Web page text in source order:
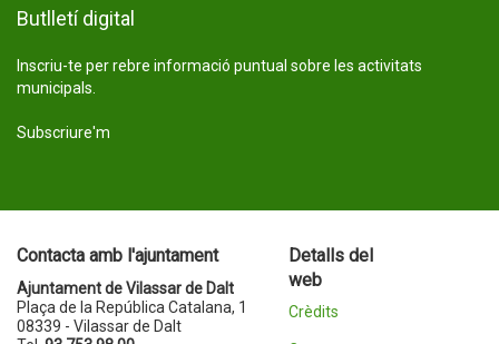
Butlletí digital
Inscriu-te per rebre informació puntual sobre les activitats
municipals.
Subscriure'm
Contacta amb l'ajuntament
Ajuntament de Vilassar de Dalt
Plaça de la República Catalana, 1
08339 - Vilassar de Dalt
Detalls del
web
Crèdits